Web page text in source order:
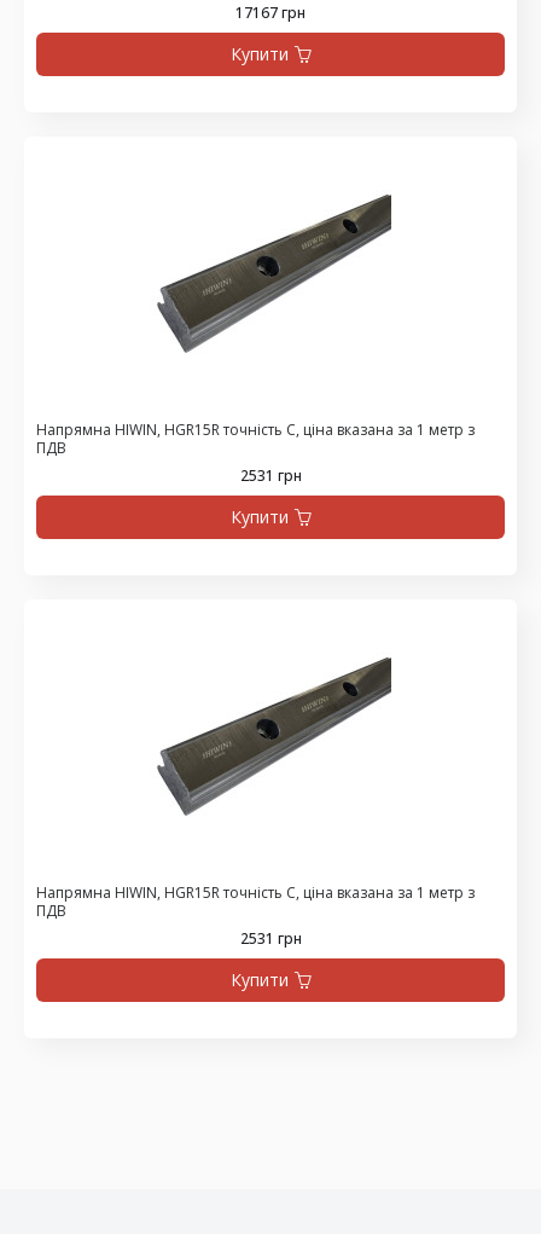
17167 грн
Купити
Напрямна HIWIN, HGR15R точність C, ціна вказана за 1 метр з
ПДВ
2531 грн
Купити
Напрямна HIWIN, HGR15R точність C, ціна вказана за 1 метр з
ПДВ
2531 грн
Купити